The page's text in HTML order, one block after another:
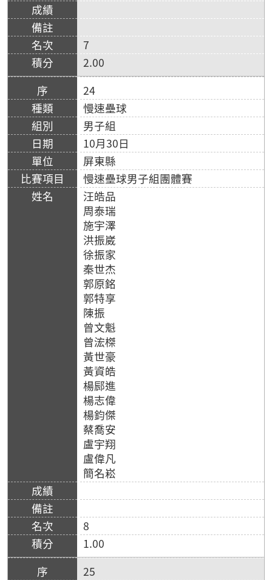
7
2.00
24
慢速壘球
男子組
10月30日
屏東縣
慢速壘球男子組團體賽
汪皓品
周泰瑞
施宇澤
洪振崴
徐振家
秦世杰
郭原銘
郭特享
陳振
曾文魁
曾浤榤
黃世豪
黃資皓
楊䣅進
楊志偉
楊鈞傑
蔡喬安
盧宇翔
盧偉凡
簡名崧
8
1.00
25